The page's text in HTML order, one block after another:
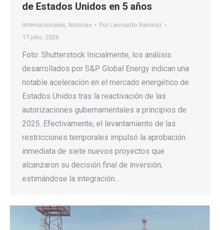
de Estados Unidos en 5 años
Internacionales, Noticias Por Leonardo Ramirez
17 julio, 2026
Foto: Shutterstock Inicialmente, los análisis
desarrollados por S&P Global Energy indican una
notable aceleración en el mercado energético de
Estados Unidos tras la reactivación de las
autorizaciones gubernamentales a principios de
2025. Efectivamente, el levantamiento de las
restricciones temporales impulsó la aprobación
inmediata de siete nuevos proyectos que
alcanzaron su decisión final de inversión,
estimándose la integración…